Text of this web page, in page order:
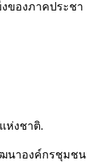
งของภาคประชา
ห่งชาติ.
ฒนาองค์กรชุมชน